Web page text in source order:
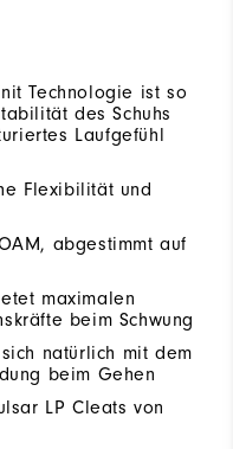
Technologie ist so
des Schuhs
Laufgefühl
Flexibilität und
abgestimmt auf
maximalen
beim Schwung
natürlich mit dem
beim Gehen
LP Cleats von